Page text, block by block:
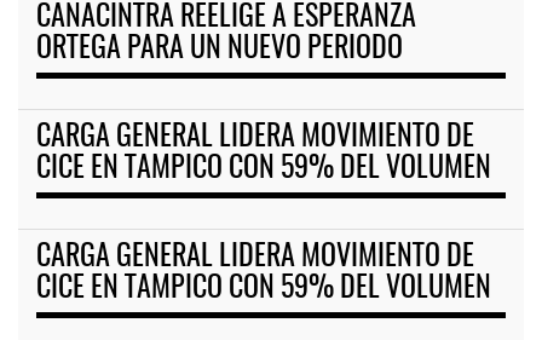
CANACINTRA REELIGE A ESPERANZA
ORTEGA PARA UN NUEVO PERIODO
CARGA GENERAL LIDERA MOVIMIENTO DE
CICE EN TAMPICO CON 59% DEL VOLUMEN
CARGA GENERAL LIDERA MOVIMIENTO DE
CICE EN TAMPICO CON 59% DEL VOLUMEN